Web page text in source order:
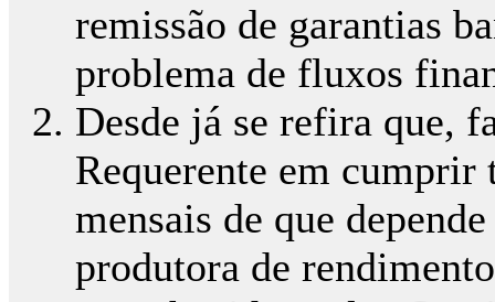
remissão de garantias
problema de fluxos
Desde já se refira que,
Requerente em cumprir
mensais de que
produtora de